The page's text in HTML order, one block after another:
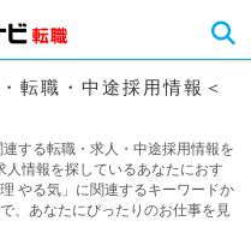
転職・中途採用情報＜
する転職・求人・中途採用情報を
情報を探しているあなたにおす
やる気」に関連するキーワードか
、あなたにぴったりのお仕事を見